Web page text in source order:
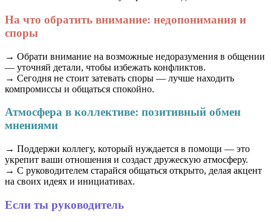
На что обратить внимание: недопонимания и
споры
→ Обрати внимание на возможные недоразумения в общении
— уточняй детали, чтобы избежать конфликтов.
→ Сегодня не стоит затевать споры — лучше находить
компромиссы и общаться спокойно.
Атмосфера в коллективе: позитивный обмен
мнениями
→ Поддержи коллегу, который нуждается в помощи — это
укрепит ваши отношения и создаст дружескую атмосферу.
→ С руководителем старайся общаться открыто, делая акцент
на своих идеях и инициативах.
Если ты руководитель